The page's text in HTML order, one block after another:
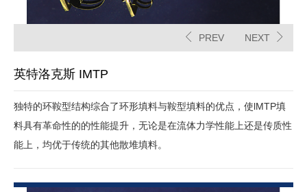
PREV NEXT
英特洛克斯 IMTP
独特的环鞍型结构综合了环形填料与鞍型填料的优点，使lMTP填
料具有革命性的的性能提升，无论是在流体力学性能上还是传质性
能上，均优于传统的其他散堆填料。